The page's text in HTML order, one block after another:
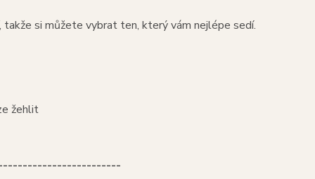
takže si můžete vybrat ten, který vám nejlépe sedí.
žehlit